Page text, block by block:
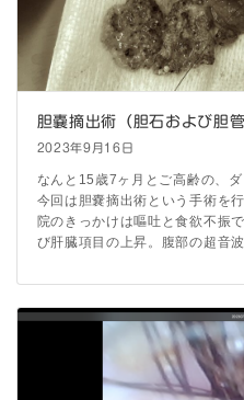
胆嚢摘出術（胆石および胆
2023年9月16日
なんと15歳7ヶ月とご高齢の、
今回は胆嚢摘出術という手術を
院のきっかけは嘔吐と食欲不振
び肝臓項目の上昇。腹部の超音